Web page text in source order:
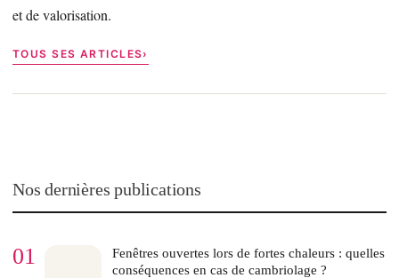
et de valorisation.
TOUS SES ARTICLES
Nos dernières publications
01
Fenêtres ouvertes lors de fortes chaleurs : quelles
conséquences en cas de cambriolage ?